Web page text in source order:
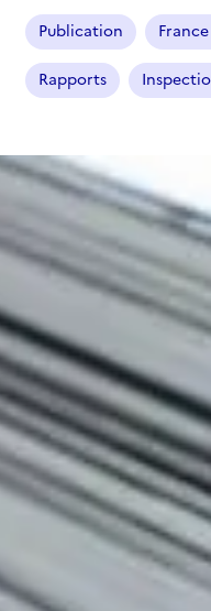
Publication
Rapports